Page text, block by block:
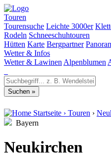
Touren
Tourensuche Leichte 3000er
Rodeln Schneeschuhtouren
Hütten Karte Bergpartner
Wetter & Infos
Wetter & Lawinen Alpenblumen
Startseite › Touren ›
Bayern
Neukirchen